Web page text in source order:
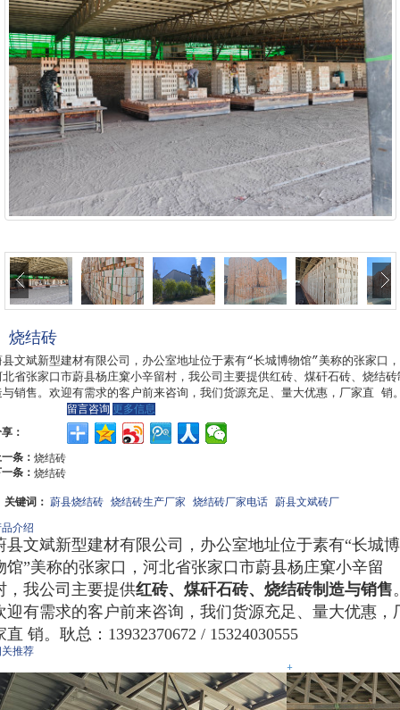
烧结砖
县文斌新型建材有限公司，办公室地址位于素有“长城博物馆”美称的张家口，
北省张家口市蔚县杨庄窠小辛留村，我公司主要提供红砖、煤矸石砖、烧结砖
与销售。欢迎有需求的客户前来咨询，我们货源充足、量大优惠，厂家直 销
留言咨询 更多信息
：
条： 烧结砖
条： 烧结砖
关键词： 蔚县烧结砖 烧结砖生产厂家 烧结砖厂家电话 蔚县文斌砖厂
介绍
县文斌新型建材有限公司，办公室地址位于素有“长城博
馆”美称的张家口，河北省张家口市蔚县杨庄窠小辛留
，我公司主要提供红砖、煤矸石砖、烧结砖制造与销售
迎有需求的客户前来咨询，我们货源充足、量大优惠，
直 销。耿总：13932370672 / 15324030555
推荐
+